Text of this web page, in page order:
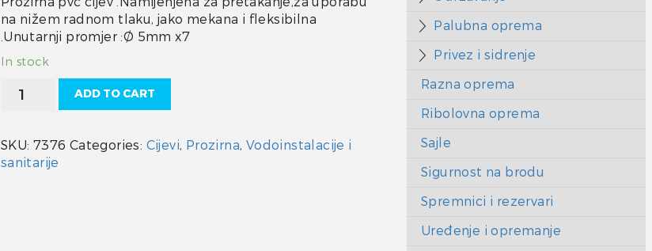
na nižem radnom tlaku, jako mekana i fleksibilna
.Unutarnji promjer :Ø 5mm x7
In stock
Cijev
prozirna
PVC
quantity
ADD TO CART
SKU: 7376 Categories: Cijevi, Prozirna, Vodoinstalacije i
sanitarije
Palubna oprema
Privez i sidrenje
Razna oprema
Ribolovna oprema
Sajle
Sigurnost na brodu
Spremnici i rezervari
Uređenje i opremanje